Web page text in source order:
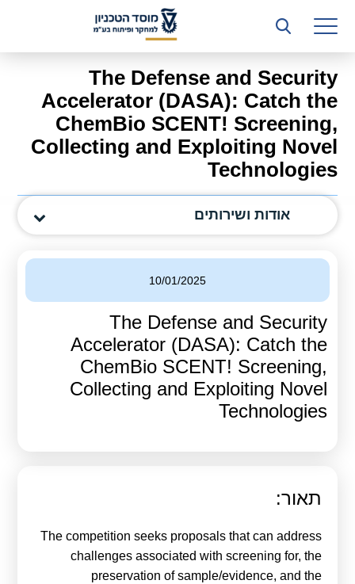
רשות המחקר
היחידה העסקית (T3)
קשרי תעשייה
ביה”ס ללימודי המשך
המכון הישראלי לטכנולוגיות ייצור חומרים
משאבי אנוש
כספים וכלכלה
מחלקת תפעול
לוח משרות
קולות קוראים
אודות ושירותים
The Defense and Security
Accelerator (DASA): Catch the
ChemBio SCENT! Screening,
Collecting and Exploiting Novel
Technologies
אודות ושירותים
10/01/2025
The Defense and Security
Accelerator (DASA): Catch the
ChemBio SCENT! Screening,
Collecting and Exploiting Novel
Technologies
תאור:
The competition seeks proposals that can address
challenges associated with screening for, the
preservation of sample/evidence, and the